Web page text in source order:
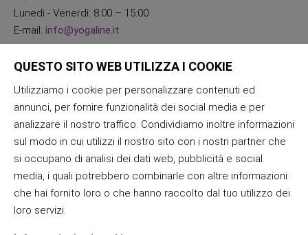
Lunedì - Venerdì: 8:00 – 15:00
E-mail: info@yogaline.it
QUESTO SITO WEB UTILIZZA I COOKIE
Utilizziamo i cookie per personalizzare contenuti ed
annunci, per fornire funzionalità dei social media e per
analizzare il nostro traffico. Condividiamo inoltre informazioni
sul modo in cui utilizzi il nostro sito con i nostri partner che
si occupano di analisi dei dati web, pubblicità e social
media, i quali potrebbero combinarle con altre informazioni
che hai fornito loro o che hanno raccolto dal tuo utilizzo dei
loro servizi.